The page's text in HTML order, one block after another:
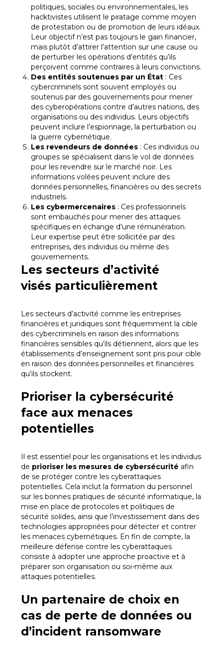
politiques, sociales ou environnementales, les
hacktivistes utilisent le piratage comme moyen
de protestation ou de promotion de leurs idéaux.
Leur objectif n’est pas toujours le gain financier,
mais plutôt d’attirer l’attention sur une cause ou
de perturber les opérations d’entités qu’ils
perçoivent comme contraires à leurs convictions.
Des entités soutenues par un État : Ces
cybercriminels sont souvent employés ou
soutenus par des gouvernements pour mener
des cyberopérations contre d’autres nations, des
organisations ou des individus. Leurs objectifs
peuvent inclure l’espionnage, la perturbation ou
la guerre cybernétique.
Les revendeurs de données : Ces individus ou
groupes se spécialisent dans le vol de données
pour les revendre sur le marché noir. Les
informations volées peuvent inclure des
données personnelles, financières ou des secrets
industriels.
Les cybermercenaires : Ces professionnels
sont embauchés pour mener des attaques
spécifiques en échange d’une rémunération.
Leur expertise peut être sollicitée par des
entreprises, des individus ou même des
gouvernements.
Les secteurs d’activité
visés particulièrement
Les secteurs d’activité comme les entreprises
financières et juridiques sont fréquemment la cible
des cybercriminels en raison des informations
financières sensibles qu’ils détiennent, alors que les
établissements d’enseignement sont pris pour cible
en raison des données personnelles et financières
qu’ils stockent.
Prioriser la cybersécurité
face aux menaces
potentielles
Il est essentiel pour les organisations et les individus
de prioriser les mesures de cybersécurité afin
de se protéger contre les cyberattaques
potentielles. Cela inclut la formation du personnel
sur les bonnes pratiques de sécurité informatique, la
mise en place de protocoles et politiques de
sécurité solides, ainsi que l’investissement dans des
technologies appropriées pour détecter et contrer
les menaces cybernétiques. En fin de compte, la
meilleure défense contre les cyberattaques
consiste à adopter une approche proactive et à
préparer son organisation ou soi-même aux
attaques potentielles.
Un partenaire de choix en
cas de perte de données ou
d’incident ransomware